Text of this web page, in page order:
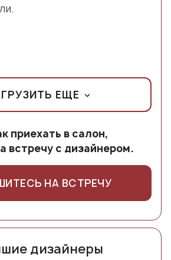
ЕЩЕ
приехать в салон,
встречу с дизайнером.
НА ВСТРЕЧУ
дизайнеры